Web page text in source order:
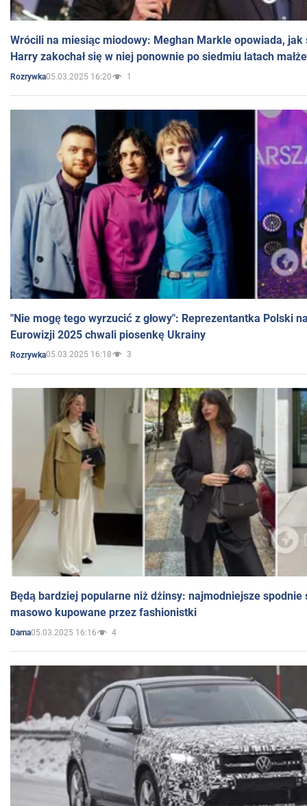
Wrócili na miesiąc miodowy: Meghan Markle opowiada, jak
Harry zakochał się w niej ponownie po siedmiu latach
Rozrywka05.03.2025 16:20 1
"Nie mogę tego wyrzucić z głowy": Reprezentantka Polski
Eurowizji 2025 chwali piosenkę Ukrainy
Rozrywka05.03.2025 16:18 3
Będą bardziej popularne niż dżinsy: najmodniejsze spodnie
masowo kupowane przez fashionistki
Dama05.03.2025 16:16 4